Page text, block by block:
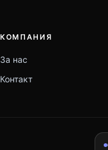
КОМПАНИЯ
За нас
Контакт